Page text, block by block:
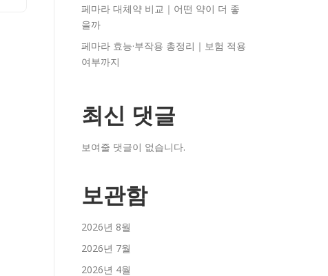
페마라 대체약 비교｜어떤 약이 더 좋
을까
페마라 효능·부작용 총정리｜보험 적용
여부까지
최신 댓글
보여줄 댓글이 없습니다.
보관함
2026년 8월
2026년 7월
2026년 4월